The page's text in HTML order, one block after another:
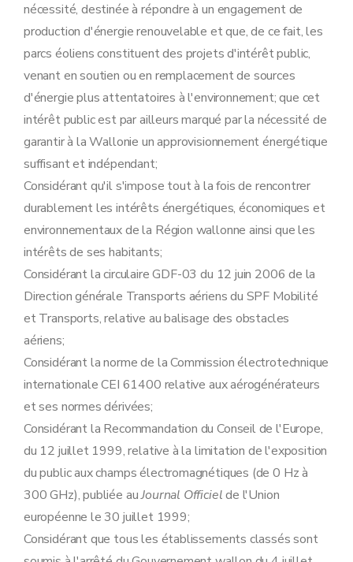
nécessité, destinée à répondre à un engagement de
production d'énergie renouvelable et que, de ce fait, les
parcs éoliens constituent des projets d'intérêt public,
venant en soutien ou en remplacement de sources
d'énergie plus attentatoires à l'environnement; que cet
intérêt public est par ailleurs marqué par la nécessité de
garantir à la Wallonie un approvisionnement énergétique
suffisant et indépendant;
Considérant qu'il s'impose tout à la fois de rencontrer
durablement les intérêts énergétiques, économiques et
environnementaux de la Région wallonne ainsi que les
intérêts de ses habitants;
Considérant la circulaire GDF-03 du 12 juin 2006 de la
Direction générale Transports aériens du SPF Mobilité
et Transports, relative au balisage des obstacles
aériens;
Considérant la norme de la Commission électrotechnique
internationale CEI 61400 relative aux aérogénérateurs
et ses normes dérivées;
Considérant la Recommandation du Conseil de l'Europe,
du 12 juillet 1999, relative à la limitation de l'exposition
du public aux champs électromagnétiques (de 0 Hz à
300 GHz), publiée auJournal Officielde l'Union
européenne le 30 juillet 1999;
Considérant que tous les établissements classés sont